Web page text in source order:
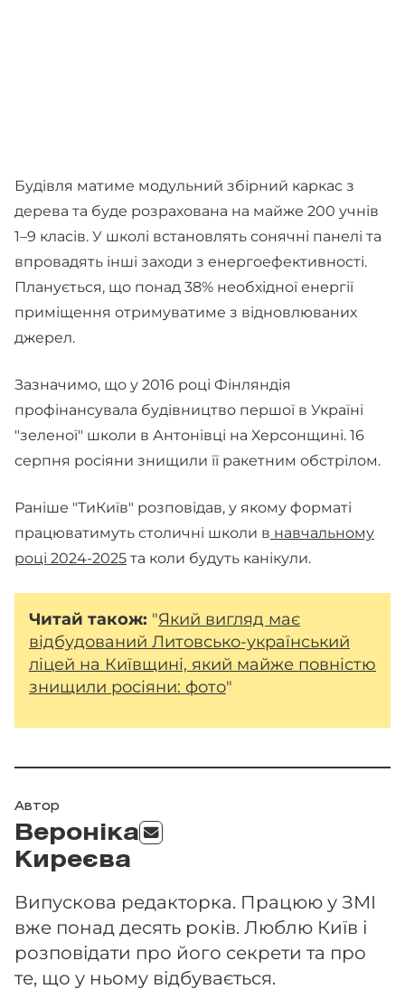
Будівля матиме модульний збірний каркас з
дерева та буде розрахована на майже 200 учнів
1–9 класів. У школі встановлять сонячні панелі та
впровадять інші заходи з енергоефективності.
Планується, що понад 38% необхідної енергії
приміщення отримуватиме з відновлюваних
джерел.
Зазначимо, що у 2016 році Фінляндія
профінансувала будівництво першої в Україні
"зеленої" школи в Антонівці на Херсонщині. 16
серпня росіяни знищили її ракетним обстрілом.
Раніше "ТиКиїв" розповідав, у якому форматі
працюватимуть столичні школи в навчальному
році 2024-2025 та коли будуть канікули.
Читай також: "Який вигляд має
відбудований Литовсько-український
ліцей на Київщині, який майже повністю
знищили росіяни: фото"
Автор
Вероніка
Киреєва
Випускова редакторка. Працюю у ЗМІ
вже понад десять років. Люблю Київ і
розповідати про його секрети та про
те, що у ньому відбувається.